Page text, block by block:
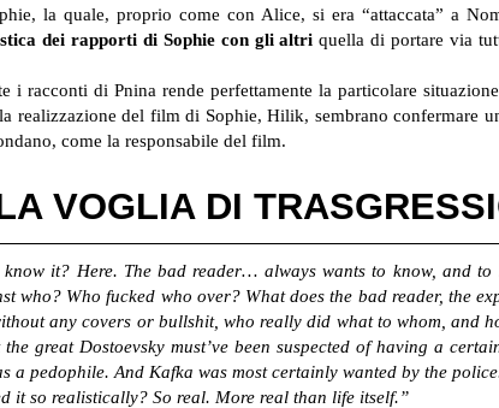
la quale, proprio come con Alice, si era “attaccata” a
dei rapporti di Sophie con gli altri quella di portare via
i racconti di Pnina rende perfettamente la particolare
realizzazione del film di Sophie, Hilik, sembrano confermare
come la responsabile del film.
VOGLIA DI
it? Here. The bad reader… always wants to know, and
who? Who fucked who over? What does the bad reader, the
any covers or bullshit, who really did what to whom, and
great Dostoevsky must’ve been suspected of having a
pedophile. And Kafka was most certainly wanted by the
it so realistically? So real. More real than life itself.”